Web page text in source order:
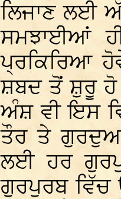
ਲਿਜਾਣ ਲਈ
ਸਮਝਾਈਆਂ
ਪ੍ਰਕਿਰਿਆ
ਸ਼ਬਦ ਤੋਂ ਸ਼ੁਰੂ
ਅੰਸ਼ ਵੀ ਇਸ
ਤੌਰ ਤੇ
ਲਈ ਹਰ
ਗੁਰਪੁਰਬ ਵਿੱਚ